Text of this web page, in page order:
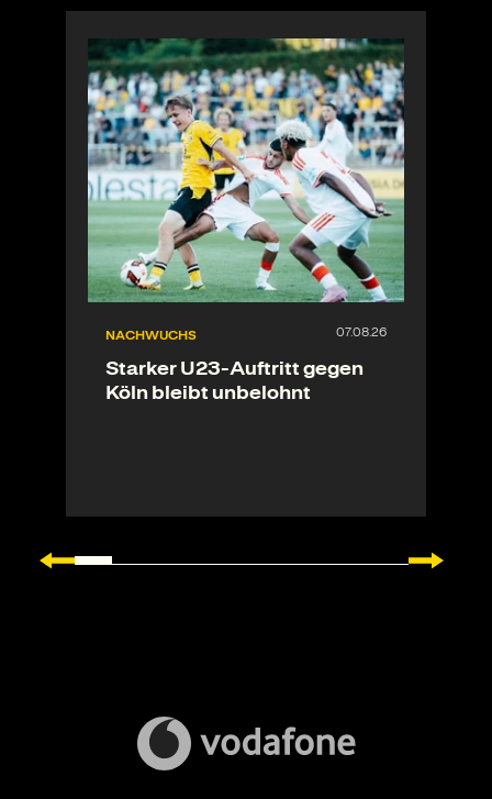
NACHWUCHS
Starker U23-Auftritt gegen
Köln bleibt unbelohnt